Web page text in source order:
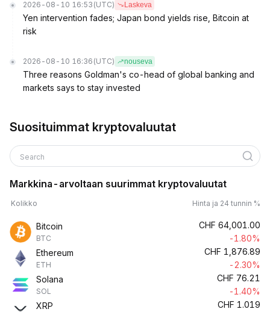
2026-08-10 16:53 (UTC) Laskeva
Yen intervention fades; Japan bond yields rise, Bitcoin at
risk
2026-08-10 16:36 (UTC) nouseva
Three reasons Goldman's co-head of global banking and
markets says to stay invested
Suosituimmat kryptovaluutat
Search
Markkina-arvoltaan suurimmat kryptovaluutat
Kolikko Hinta ja 24 tunnin %
Bitcoin
BTC
CHF 64,001.00
-1.80%
Ethereum
ETH
CHF 1,876.89
-2.30%
Solana
SOL
CHF 76.21
-1.40%
XRP
CHF 1.019